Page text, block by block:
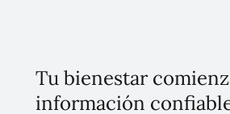
Tu bienestar
información